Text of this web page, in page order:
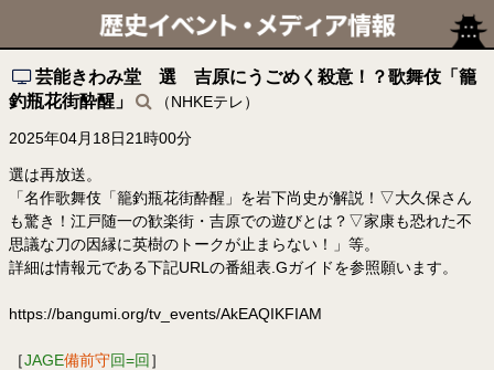
芸能きわみ堂 選 吉原にうごめく殺意！？歌舞伎「籠
釣瓶花街酔醒」
（NHKEテレ）
2025年04月18日21時00分
選は再放送。
「名作歌舞伎「籠釣瓶花街酔醒」を岩下尚史が解説！▽大久保さん
も驚き！江戸随一の歓楽街・吉原での遊びとは？▽家康も恐れた不
思議な刀の因縁に英樹のトークが止まらない！」等。
詳細は情報元である下記URLの番組表.Gガイドを参照願います。
https://bangumi.org/tv_events/AkEAQIKFIAM
［JAGE備前守回=回 ］